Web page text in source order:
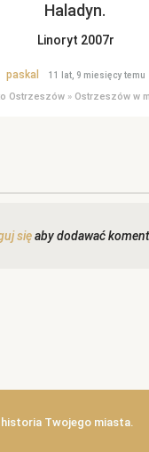
Haladyn.
Linoryt 2007r
paskal 11 lat, 9 miesięcy temu
Ostrzeszów» Ostrzeszów w
sięaby dodawać
Twojego miasta.